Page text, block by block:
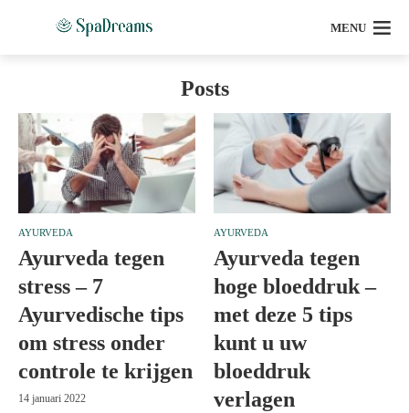
MENU
Posts
AYURVEDA
Ayurveda tegen
stress – 7
Ayurvedische tips
om stress onder
controle te krijgen
14 januari 2022
AYURVEDA
Ayurveda tegen
hoge bloeddruk –
met deze 5 tips
kunt u uw
bloeddruk
verlagen